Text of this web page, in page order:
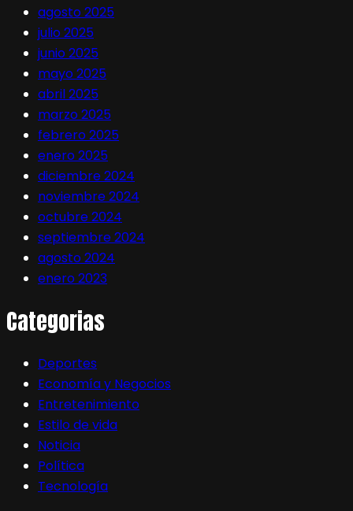
agosto 2025
julio 2025
junio 2025
mayo 2025
abril 2025
marzo 2025
febrero 2025
enero 2025
diciembre 2024
noviembre 2024
octubre 2024
septiembre 2024
agosto 2024
enero 2023
Categorias
Deportes
Economía y Negocios
Entretenimiento
Estilo de vida
Noticia
Política
Tecnología